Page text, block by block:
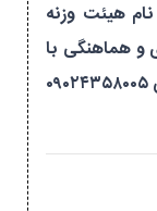
حساب ۹۷۹۷۹۳۷۲۴۵ به نام هیئت وزنه
و هماهنگی با
جناب آقای مشایخی از طریق شماره تلفن ۰۹۰۲۴۳۵۸۰۰۵